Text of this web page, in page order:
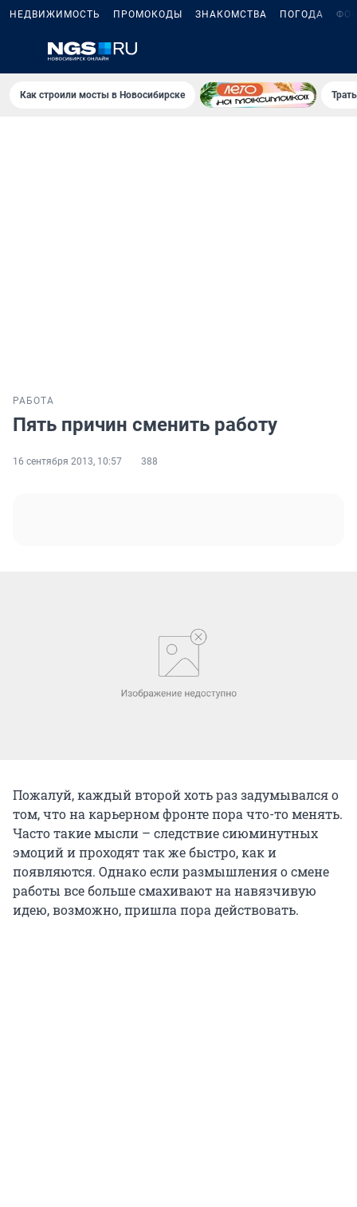
НЕДВИЖИМОСТЬ ПРОМОКОДЫ ЗНАКОМСТВА ПОГОДА
Как строили мосты в Новосибирске
РАБОТА
Пять причин сменить работу
16 сентября 2013, 10:57 388
Пожалуй, каждый второй хоть раз задумывался о
том, что на карьерном фронте пора что-то менять.
Часто такие мысли – следствие сиюминутных
эмоций и проходят так же быстро, как и
появляются. Однако если размышления о смене
работы все больше смахивают на навязчивую
идею, возможно, пришла пора действовать.